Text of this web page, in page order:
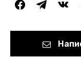
facebooktelegram